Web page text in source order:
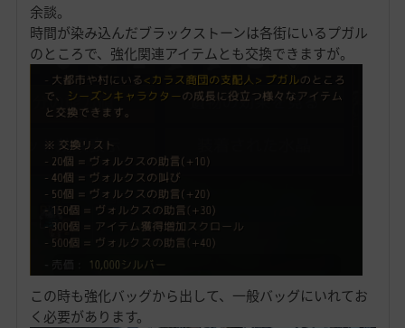
余談。
時間が染み込んだブラックストーンは各街にいるプガル
のところで、強化関連アイテムとも交換できますが。
この時も強化バッグから出して、一般バッグにいれてお
く必要があります。